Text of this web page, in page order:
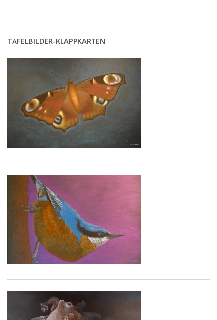
TAFELBILDER-KLAPPKARTEN